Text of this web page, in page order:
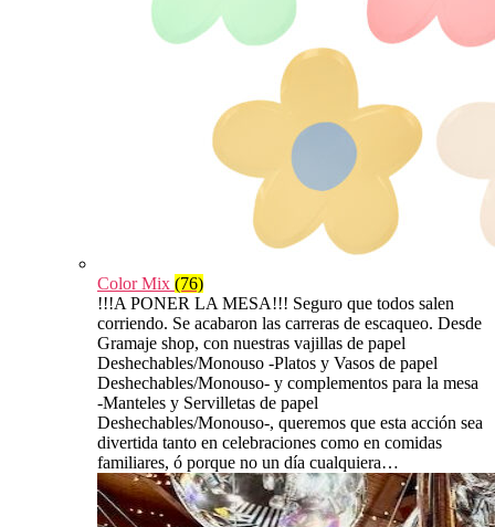
Color Mix (76)
!!!A PONER LA MESA!!! Seguro que todos salen
corriendo. Se acabaron las carreras de escaqueo. Desde
Gramaje shop, con nuestras vajillas de papel
Deshechables/Monouso -Platos y Vasos de papel
Deshechables/Monouso- y complementos para la mesa
-Manteles y Servilletas de papel
Deshechables/Monouso-, queremos que esta acción sea
divertida tanto en celebraciones como en comidas
familiares, ó porque no un día cualquiera…